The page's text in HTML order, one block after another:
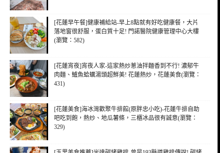
[花蓮早午餐]健康補給站-早上8點就有好吃健康餐，大片
落地窗很舒服，蛋白質十足! 門諾醫院健康管理中心大樓
(瀏覽：582)
[花蓮宵夜]宵夜人家-這家熱炒蔥油拌麵香到不行! 濃郁牛
肉麵、鱸魚蛤蠣湯頭超鮮美! 花蓮熱炒，花蓮美食(瀏覽：
431)
[花蓮美食]海冰灣歡聚牛排館(原胖忠小吃)-花蓮牛排自助
吧吃到飽，熱炒、地瓜薯條，三櫃冰品很有誠意(瀏覽：
329)